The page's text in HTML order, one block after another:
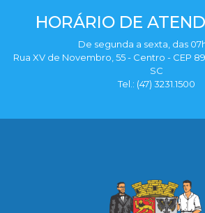
HORÁRIO DE
De segunda a sexta, das
Rua XV de Novembro, 55 - Centro - CEP
SC
Tel.: (47) 3231.1500